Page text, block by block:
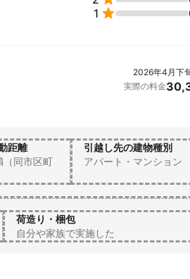
均9年のスタッフのため、全員が責任者
がご安心いただけます。
ただける他社さんにはない楽しいクオリ
1 
2026年4月下
実際の料金
距離
（同市区町
引越し先の建物種別
アパート・マンション
荷造り・梱包
自分や家族で実施した